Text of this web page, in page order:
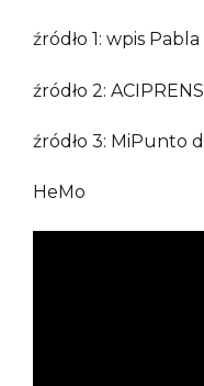
źródło 1: wpis
źródło 2:
źródło 3: MiPunto
HeMo